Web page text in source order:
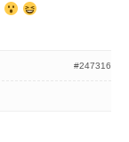
#247316